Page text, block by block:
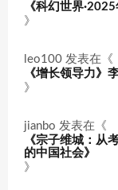
《科幻世界
》
leo100 发表在《
《增长领导力》
》
jianbo 发表在《
《宗子维城：从
的中国社会》
》